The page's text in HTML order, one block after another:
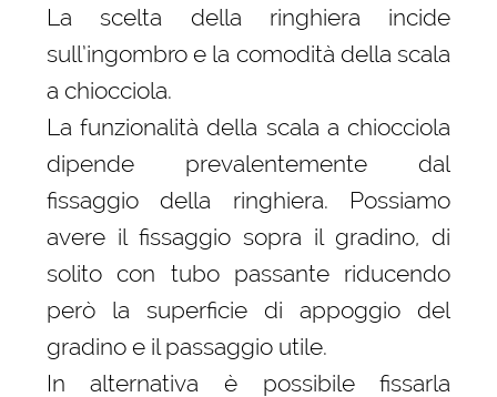
La scelta della ringhiera incide
sull’ingombro e la comodità della scala
a chiocciola.
La funzionalità della scala a chiocciola
dipende prevalentemente dal
fissaggio della ringhiera. Possiamo
avere il fissaggio sopra il gradino, di
solito con tubo passante riducendo
però la superficie di appoggio del
gradino e il passaggio utile.
In alternativa è possibile fissarla